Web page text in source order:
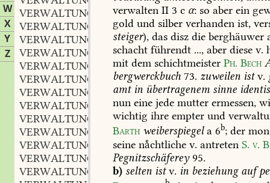
W
X
Y
Z
VERWALTUNGSFÖRSTER
VERWALTUNGSFORSTMEISTER
VERWALTUNGSFRAGE
VERWALTUNGSGEBÄUDE
VERWALTUNGSGEBIET
VERWALTUNGSGERICHT
VERWALTUNGSGERICHTLICH
VERWALTUNGSGERICHTSHOF
VERWALTUNGSGESCHÄFT
VERWALTUNGSGESCHICHTE
VERWALTUNGSGEWALT
VERWALTUNGSGRUNDSATZ
VERWALTUNGSGRUPPE
verwalten II 3 c α: so aber ein
gold und silber verhanden ist,
steiger), das disz die berghäuwer
schacht führendt ..., aber diese v.
mit dem schichtmeister Ph. Bech
bergwerckbuch 73. zuweilen istv.
amtin übertragenem sinne
nun eine jede mutter ermessen,
wichtig ihre empter und
Barth weiberspiegela 6b; der
seine nchtliche v. antreten S. v.
Pegnitzschäferey 95.
b) selten istv. in beziehungauf